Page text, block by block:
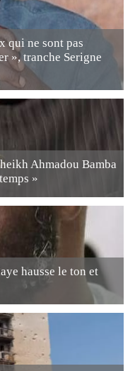
qui ne sont pas
», tranche Serigne
Ahmadou Bamba
»
hausse le ton et